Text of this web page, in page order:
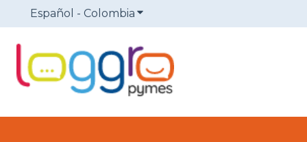
Español - Colombia Traducciones de Mostrar